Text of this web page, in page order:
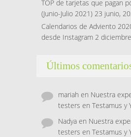
TOP de tarjetas que pagan
(Junio-Julio 2021) 23 junio,
Calendarios de Adviento
desde Instagram 2
Últimos
mariah en Nuestra
testers en Testamus y
Nadya en Nuestra
testers en Testamus y